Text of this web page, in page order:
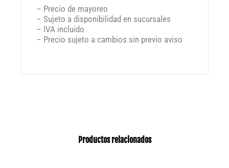
– Precio de mayoreo
– Sujeto a disponibilidad en sucursales
– IVA incluido
– Precio sujeto a cambios sin previo aviso
Productos relacionados